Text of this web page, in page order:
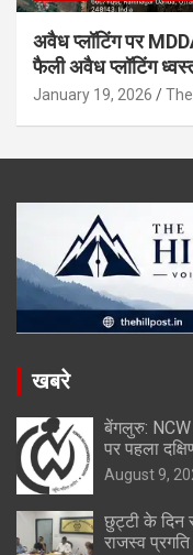
अवैध प्लॉटिंग पर
फैली अवैध प्लॉटिंग
January 19, 2026
खबरे
बेंगलुरु: NCW
पर पहला
August 9,
छुट्टी के दिन
राजस्व